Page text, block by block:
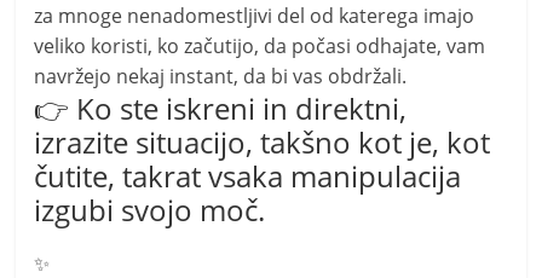
za mnoge nenadomestljivi del od katerega imajo
veliko koristi, ko začutijo, da počasi odhajate, vam
navržejo nekaj instant, da bi vas obdržali.
👉 Ko ste iskreni in direktni,
izrazite situacijo, takšno kot je, kot
čutite, takrat vsaka manipulacija
izgubi svojo moč.
✨